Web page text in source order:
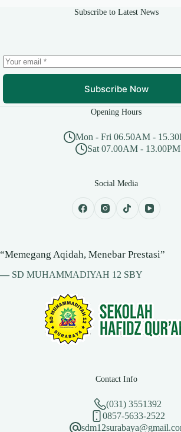
Subscribe to Latest News
Subscribe Now
Opening Hours
Mon - Fri 06.50AM -
Sat 07.00AM - 13.00PM
Social Media
“Memegang Aqidah, Menebar Prestasi”
— SD MUHAMMADIYAH 12 SBY
Contact Info
(031) 3551392
0857-5633-2522